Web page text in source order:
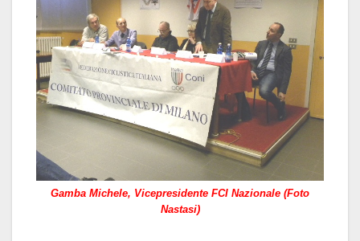
Gamba Michele, Vicepresidente FCI Nazionale (Foto
Nastasi)